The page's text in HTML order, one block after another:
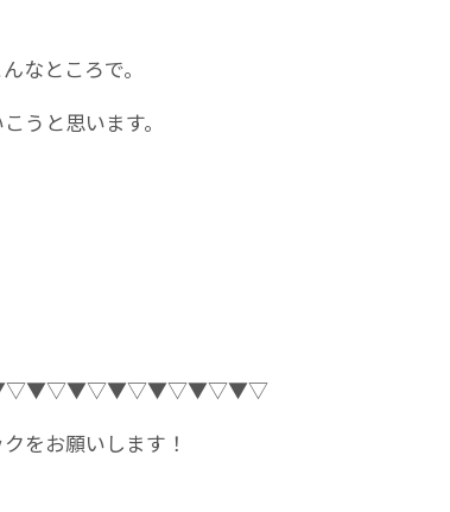
なところで。
うと思います。
をお願いします！